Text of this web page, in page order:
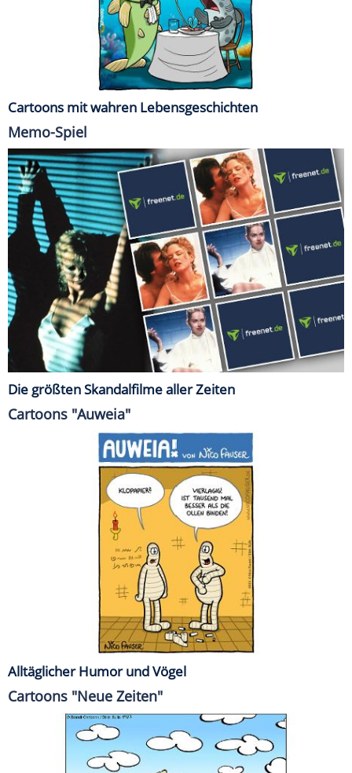
Cartoons mit wahren Lebensgeschichten
Memo-Spiel
Die größten Skandalfilme aller Zeiten
Cartoons "Auweia"
Alltäglicher Humor und Vögel
Cartoons "Neue Zeiten"